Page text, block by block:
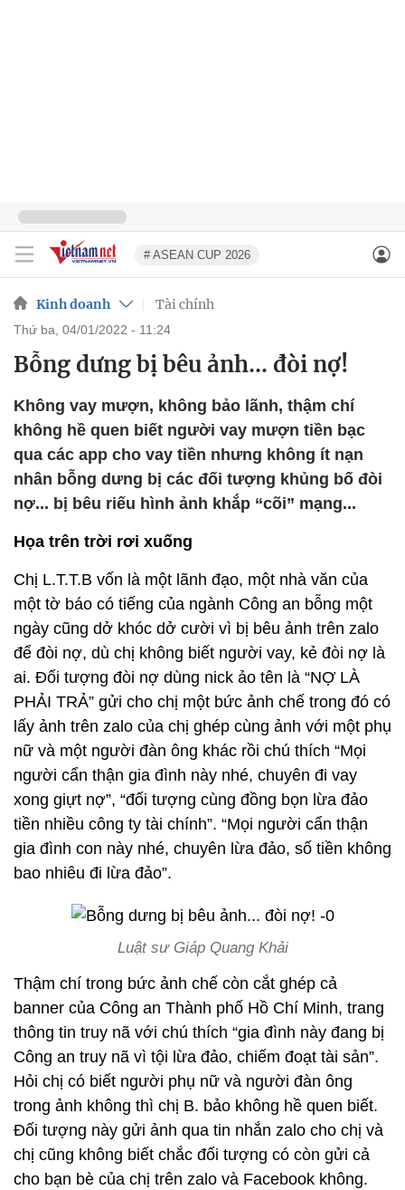
# ASEAN CUP 2026
Kinh doanh Tài chính
thứ ba, 04/01/2022 - 11:24
Bỗng dưng bị bêu ảnh... đòi nợ!
Không vay mượn, không bảo lãnh, thậm chí
không hề quen biết người vay mượn tiền bạc
qua các app cho vay tiền nhưng không ít nạn
nhân bỗng dưng bị các đối tượng khủng bố đòi
nợ... bị bêu riếu hình ảnh khắp “cõi” mạng...
Họa trên trời rơi xuống
Chị L.T.T.B vốn là một lãnh đạo, một nhà văn của
một tờ báo có tiếng của ngành Công an bỗng một
ngày cũng dở khóc dở cười vì bị bêu ảnh trên zalo
để đòi nợ, dù chị không biết người vay, kẻ đòi nợ là
ai. Đối tượng đòi nợ dùng nick ảo tên là “NỢ LÀ
PHẢI TRẢ” gửi cho chị một bức ảnh chế trong đó có
lấy ảnh trên zalo của chị ghép cùng ảnh với một phụ
nữ và một người đàn ông khác rồi chú thích “Mọi
người cẩn thận gia đình này nhé, chuyên đi vay
xong giựt nợ”, “đối tượng cùng đồng bọn lừa đảo
tiền nhiều công ty tài chính”. “Mọi người cẩn thận
gia đình con này nhé, chuyên lừa đảo, số tiền không
bao nhiêu đi lừa đảo”.
Luật sư Giáp Quang Khải
Thậm chí trong bức ảnh chế còn cắt ghép cả
banner của Công an Thành phố Hồ Chí Minh, trang
thông tin truy nã với chú thích “gia đình này đang bị
Công an truy nã vì tội lừa đảo, chiếm đoạt tài sản”.
Hỏi chị có biết người phụ nữ và người đàn ông
trong ảnh không thì chị B. bảo không hề quen biết.
Đối tượng này gửi ảnh qua tin nhắn zalo cho chị và
chị cũng không biết chắc đối tượng có còn gửi cả
cho bạn bè của chị trên zalo và Facebook không.